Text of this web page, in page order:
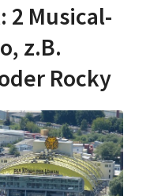
2 Musical-
z.B.
Rocky